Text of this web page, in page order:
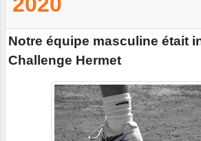
Notre équipe masculine était
Challenge Hermet